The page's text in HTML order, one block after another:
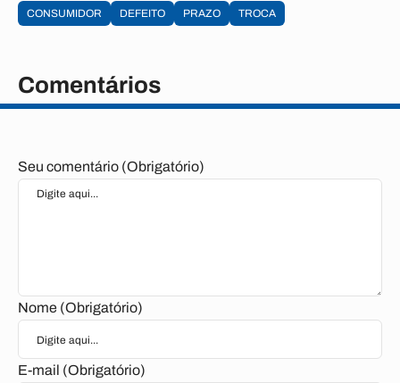
CONSUMIDOR DEFEITO PRAZO TROCA
Comentários
Seu comentário (Obrigatório)
Nome (Obrigatório)
E-mail (Obrigatório)